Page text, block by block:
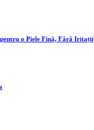
o Piele Fină, Fără Iritații